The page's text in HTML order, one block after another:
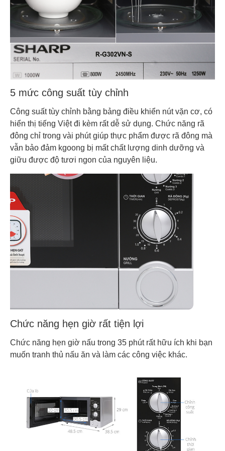
5 mức công suất tùy chỉnh
Công suất tùy chỉnh bằng bảng điều khiển nút vặn cơ, có
hiển thị tiếng Việt đi kèm rất dễ sử dụng. Chức năng rã
đông chỉ trong vài phút giúp thực phẩm được rã đông mà
vẫn bảo đảm kgoong bị mất chất lượng dinh dưỡng và
giữu được độ tươi ngon của nguyên liệu.
Chức năng hẹn giờ rất tiện lợi
Chức năng hẹn giờ nấu trong 35 phút rất hữu ích khi bạn
muốn tranh thủ nấu ăn và làm các công việc khác.